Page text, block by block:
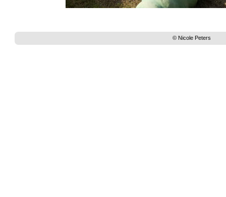
© Nicole Peters